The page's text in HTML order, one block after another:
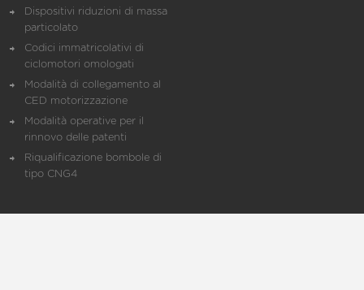
Dispositivi riduzioni di massa
particolato
Codici immatricolativi di
ciclomotori omologati
Modalità di collegamento al
CED motorizzazione
Modalità operative per il
rinnovo delle patenti
Riqualificazione bombole di
tipo CNG4